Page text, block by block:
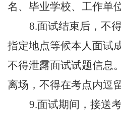
名、毕业学校、工作单
8.面试结束后，不
指定地点等候本人面试
不得泄露面试试题信息
离场，不得在考点内逗留
9.面试期间，接送